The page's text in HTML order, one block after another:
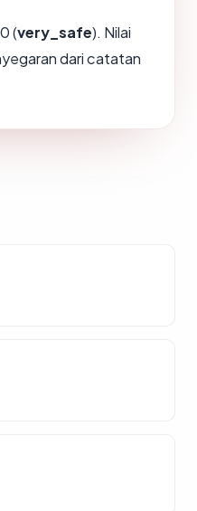
(very_safe). Nilai
dari catatan